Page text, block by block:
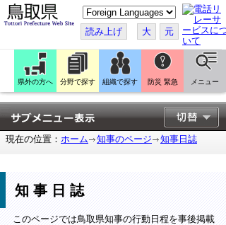
こ
の
ペ
ー
ジ
翻
訳
す
る
読み上げ 大 元
県外の方へ 分野で探す 組織で探す 防災 緊急 メニュー
現在の位置： ホーム 知事のページ 知事日誌
知事日誌
このページでは鳥取県知事の行動日程を事後掲載